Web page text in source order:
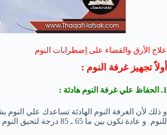
علاج الأرق والقضاء على إضطرابات النوم
أولاً تجهيز غرفة النوم :
1. الحفاظ علي غرفة النوم هادئة :
و ذلك لأن الغرفة النوم الهادئة تساعدك علي
للنوم و عادة تكون بين ما 65 ـ 85 درجة لتحيق النوم الهادئ .